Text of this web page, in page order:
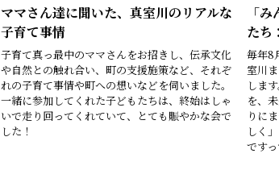
ママさん達に聞いた、真室川のリアルな
子育て事情
子育て真っ最中のママさんをお招きし、伝承文化
や自然との触れ合い、町の支援施策など、それぞ
れの子育て事情や町への想いなどを伺いました。
一緒に参加してくれた子どもたちは、終始はしゃ
いで走り回ってくれていて、とても賑やかな会で
した！
「
たち
毎年8
室川
しま
を、
りに
しく
ですっ